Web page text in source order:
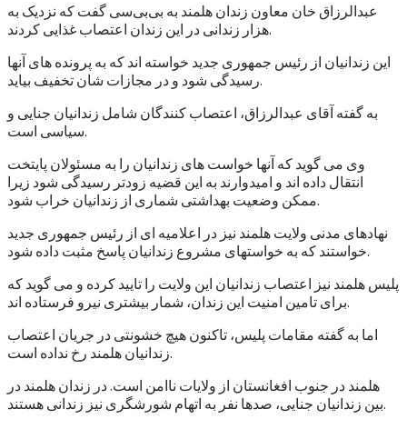
عبدالرزاق خان معاون زندان هلمند به بی‌بی‌سی گفت که نزدیک به
هزار زندانی در این زندان اعتصاب غذایی کردند.
این زندانیان از رئیس جمهوری جدید خواسته اند که به پرونده های آنها
رسیدگی شود و در مجازات شان تخفیف بیاید.
به گفته آقای عبدالرزاق، اعتصاب کنندگان شامل زندانیان جنایی و
سیاسی است.
وی می گوید که آنها خواست های زندانیان را به مسئولان پایتخت
انتقال داده اند و امیدوارند به این قضیه زودتر رسیدگی شود زیرا
ممکن وضعیت بهداشتی شماری از زندانیان خراب شود.
نهادهای مدنی ولایت هلمند نیز در اعلامیه ای از رئیس جمهوری جدید
خواستند که به خواستهای مشروع زندانیان پاسخ مثبت داده شود.
پلیس هلمند نیز اعتصاب زندانیان این ولایت را تایید کرده و می گوید که
برای تامین امنیت این زندان، شمار بیشتری نیرو فرستاده اند.
اما به گفته مقامات پلیس، تاکنون هیچ خشونتی در جریان اعتصاب
زندانیان هلمند رخ نداده است.
هلمند در جنوب افغانستان از ولایات ناامن است. در زندان هلمند در
بین زندانیان جنایی، صدها نفر به اتهام شورشگری نیز زندانی هستند.